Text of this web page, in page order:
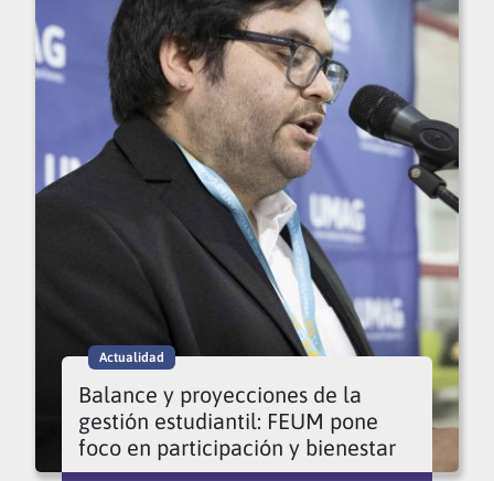
Actualidad
Balance y proyecciones de la
gestión estudiantil: FEUM pone
foco en participación y bienestar